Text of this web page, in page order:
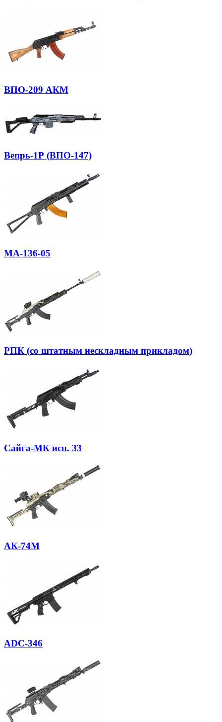
ВПО-209 АКМ
Вепрь-1Р (ВПО-147)
МА-136-05
РПК (со штатным нескладным прикладом)
Сайга-МК исп. 33
АК-74М
ADC-346